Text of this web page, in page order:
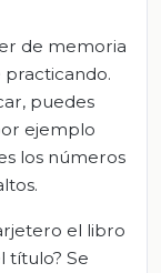
de memoria
practicando.
puedes
ejemplo
los números
el libro
título? Se